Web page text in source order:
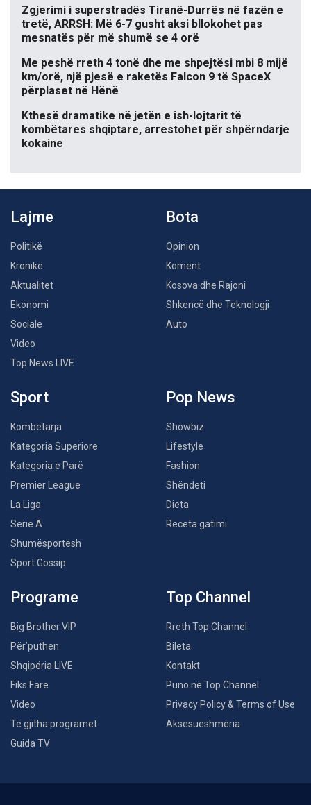
Zgjerimi i superstradës Tiranë-Durrës në fazën e
tretë, ARRSH: Më 6-7 gusht aksi bllokohet pas
mesnatës për më shumë se 4 orë
Me peshë rreth 4 tonë dhe me shpejtësi mbi 8 mijë
km/orë, një pjesë e raketës Falcon 9 të SpaceX
përplaset në Hënë
Kthesë dramatike në jetën e ish-lojtarit të
kombëtares shqiptare, arrestohet për shpërndarje
kokaine
Lajme
Politikë
Kronikë
Aktualitet
Ekonomi
Sociale
Video
Top News LIVE
Bota
Opinion
Koment
Kosova dhe Rajoni
Shkencë dhe Teknologji
Auto
Sport
Kombëtarja
Kategoria Superiore
Kategoria e Parë
Premier League
La Liga
Serie A
Shumësportësh
Sport Gossip
Pop News
Showbiz
Lifestyle
Fashion
Shëndeti
Dieta
Receta gatimi
Programe
Big Brother VIP
Për’puthen
Shqipëria LIVE
Fiks Fare
Video
Të gjitha programet
Guida TV
Top Channel
Rreth Top Channel
Bileta
Kontakt
Puno në Top Channel
Privacy Policy & Terms of Use
Aksesueshmëria